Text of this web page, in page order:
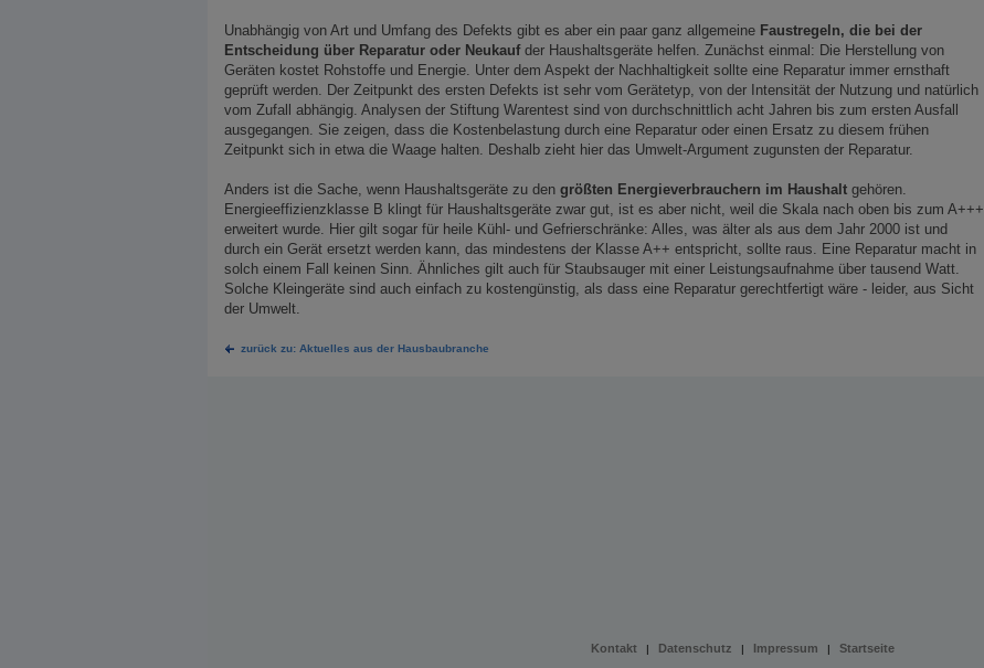
Unabhängig von Art und Umfang des Defekts gibt es aber ein paar ganz allgemeine Faustregeln, die bei der
Entscheidung über Reparatur oder Neukaufder Haushaltsgeräte helfen. Zunächst einmal: Die Herstellung von
Geräten kostet Rohstoffe und Energie. Unter dem Aspekt der Nachhaltigkeit sollte eine Reparatur immer ernsthaft
geprüft werden. Der Zeitpunkt des ersten Defekts ist sehr vom Gerätetyp, von der Intensität der Nutzung und natürlich
vom Zufall abhängig. Analysen der Stiftung Warentest sind von durchschnittlich acht Jahren bis zum ersten Ausfall
ausgegangen. Sie zeigen, dass die Kostenbelastung durch eine Reparatur oder einen Ersatz zu diesem frühen
Zeitpunkt sich in etwa die Waage halten. Deshalb zieht hier das Umwelt-Argument zugunsten der Reparatur.
Anders ist die Sache, wenn Haushaltsgeräte zu den größten Energieverbrauchern im Haushalt gehören.
Energieeffizienzklasse B klingt für Haushaltsgeräte zwar gut, ist es aber nicht, weil die Skala nach oben bis zum A+++
erweitert wurde. Hier gilt sogar für heile Kühl- und Gefrierschränke: Alles, was älter als aus dem Jahr 2000 ist und
durch ein Gerät ersetzt werden kann, das mindestens der Klasse A++ entspricht, sollte raus. Eine Reparatur macht in
solch einem Fall keinen Sinn. Ähnliches gilt auch für Staubsauger mit einer Leistungsaufnahme über tausend Watt.
Solche Kleingeräte sind auch einfach zu kostengünstig, als dass eine Reparatur gerechtfertigt wäre - leider, aus Sicht
der Umwelt.
zurück zu: Aktuelles aus der Hausbaubranche
Kontakt | Datenschutz | Impressum | Startseite